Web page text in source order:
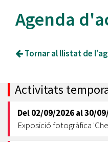
Agenda
Tornar al llistat de
Activitats
Del02/09/2026al30/
Exposició fotogràfica